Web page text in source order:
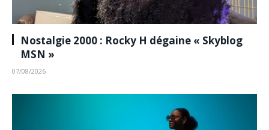
Nostalgie 2000 : Rocky H dégaine « Skyblog
MSN »
07/08/2026